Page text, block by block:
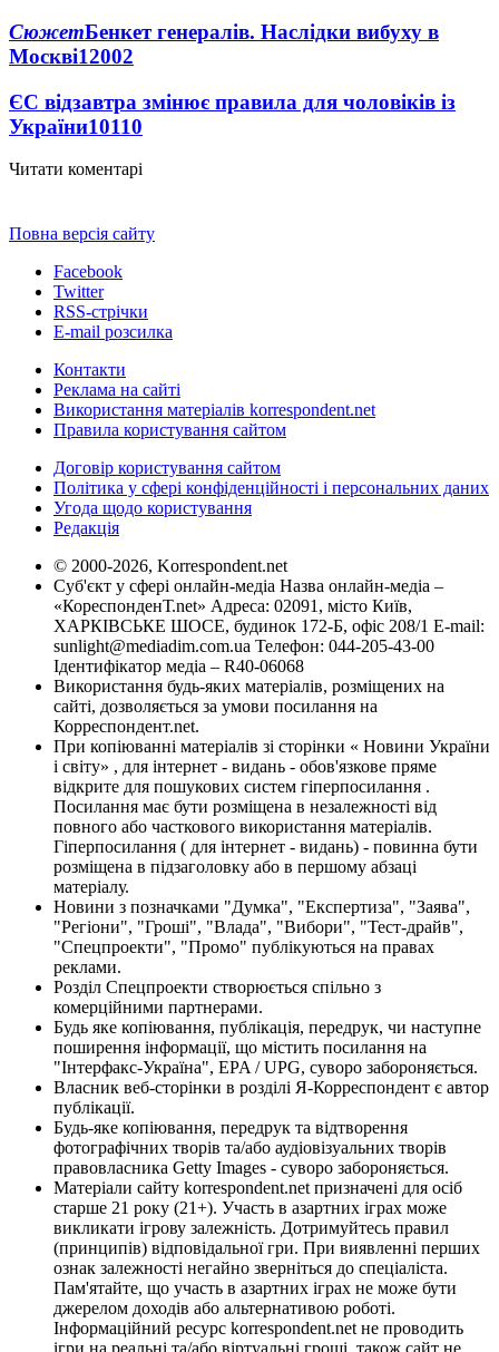
СюжетБенкет генералів. Наслідки вибуху в
Москві12002
ЄС відзавтра змінює правила для чоловіків із
України10110
Читати коментарі
Повна версія сайту
Facebook
Twitter
RSS-стрічки
E-mail розсилка
Контакти
Реклама на сайті
Використання матеріалів korrespondent.net
Правила користування сайтом
Договір користування сайтом
Політика у сфері конфіденційності і персональних даних
Угода щодо користування
Редакція
© 2000-2026, Korrespondent.net
Суб'єкт у сфері онлайн-медіа Назва онлайн-медіа –
«КореспонденТ.net» Адреса: 02091, місто Київ,
ХАРКІВСЬКЕ ШОСЕ, будинок 172-Б, офіс 208/1 E-mail:
sunlight@mediadim.com.ua Телефон: 044-205-43-00
Ідентифікатор медіа – R40-06068
Використання будь-яких матеріалів, розміщених на
сайті, дозволяється за умови посилання на
Корреспондент.net.
При копіюванні матеріалів зі сторінки « Новини України
і світу» , для інтернет - видань - обов'язкове пряме
відкрите для пошукових систем гіперпосилання .
Посилання має бути розміщена в незалежності від
повного або часткового використання матеріалів.
Гіперпосилання ( для інтернет - видань) - повинна бути
розміщена в підзаголовку або в першому абзаці
матеріалу.
Новини з позначками "Думка", "Експертиза", "Заява",
"Регіони", "Гроші", "Влада", "Вибори", "Тест-драйв",
"Спецпроекти", "Промо" публікуються на правах
реклами.
Розділ Спецпроекти створюється спільно з
комерційними партнерами.
Будь яке копіювання, публікація, передрук, чи наступне
поширення інформації, що містить посилання на
"Інтерфакс-Україна", EPA / UPG, суворо забороняється.
Власник веб-сторінки в розділі Я-Корреспондент є автор
публікації.
Будь-яке копіювання, передрук та відтворення
фотографічних творів та/або аудіовізуальних творів
правовласника Getty Images - суворо забороняється.
Матеріали сайту korrespondent.net призначені для осіб
старше 21 року (21+). Участь в азартних іграх може
викликати ігрову залежність. Дотримуйтесь правил
(принципів) відповідальної гри. При виявленні перших
ознак залежності негайно зверніться до спеціаліста.
Пам'ятайте, що участь в азартних іграх не може бути
джерелом доходів або альтернативою роботі.
Інформаційний ресурс korrespondent.net не проводить